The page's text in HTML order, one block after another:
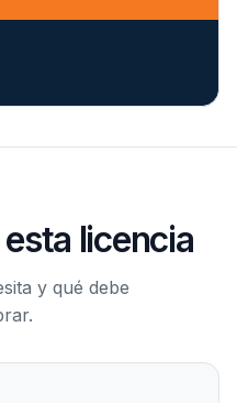
licencia
y qué debe